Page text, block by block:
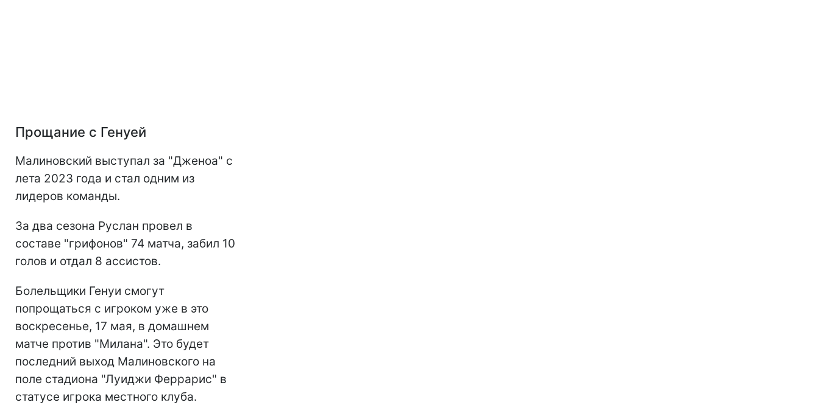
Прощание с Генуей
Малиновский выступал за "Дженоа" с
лета 2023 года и стал одним из
лидеров команды.
За два сезона Руслан провел в
составе "грифонов" 74 матча, забил 10
голов и отдал 8 ассистов.
Болельщики Генуи смогут
попрощаться с игроком уже в это
воскресенье, 17 мая, в домашнем
матче против "Милана". Это будет
последний выход Малиновского на
поле стадиона "Луиджи Феррарис" в
статусе игрока местного клуба.